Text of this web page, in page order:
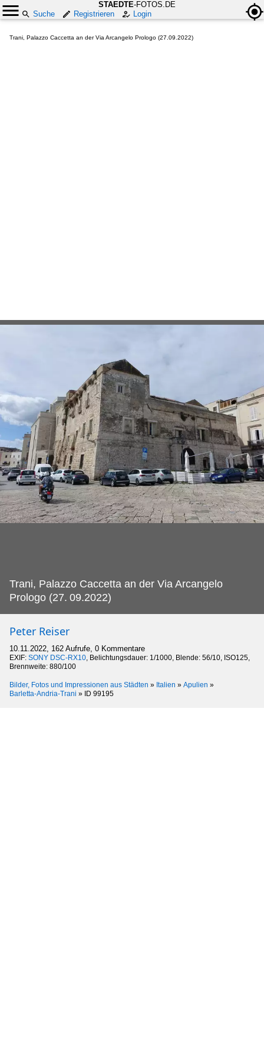
STAEDTE-FOTOS.DE
Suche
Registrieren Login
Trani, Palazzo Caccetta an der Via Arcangelo Prologo (27.09.2022)
Trani, Palazzo Caccetta an der Via Arcangelo
Prologo (27. 09.2022)
Peter Reiser
10.11.2022, 162 Aufrufe, 0 Kommentare
EXIF: SONY DSC-RX10, Belichtungsdauer: 1/1000, Blende: 56/10, ISO125,
Brennweite: 880/100
Bilder, Fotos und Impressionen aus Städten » Italien » Apulien »
Barletta-Andria-Trani » ID 99195